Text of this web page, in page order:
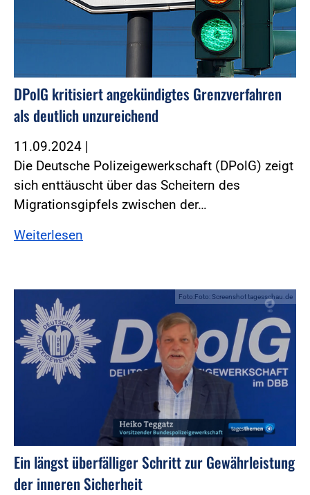
DPolG kritisiert angekündigtes Grenzverfahren
als deutlich unzureichend
11.09.2024 |
Die Deutsche Polizeigewerkschaft (DPolG) zeigt
sich enttäuscht über das Scheitern des
Migrationsgipfels zwischen der…
Weiterlesen
Foto:Foto: Screenshot tagesschau.de
Ein längst überfälliger Schritt zur Gewährleistung
der inneren Sicherheit